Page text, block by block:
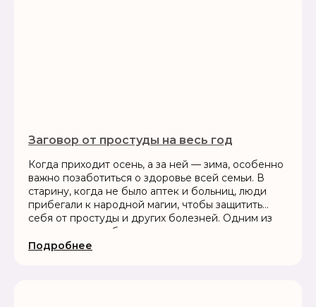
Заговор от простуды на весь год
Когда приходит осень, а за ней — зима, особенно
важно позаботиться о здоровье всей семьи. В
старину, когда не было аптек и больниц, люди
прибегали к народной магии, чтобы защитить
себя от простуды и других болезней. Одним из
самых сильных оберегов считался заговор на
Покров — день,...
Подробнее